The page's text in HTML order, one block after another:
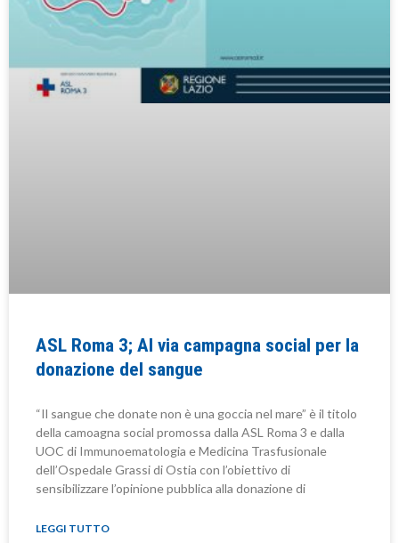
ASL Roma 3; Al via campagna social per la
donazione del sangue
“Il sangue che donate non è una goccia nel mare” è il titolo
della camoagna social promossa dalla ASL Roma 3 e dalla
UOC di Immunoematologia e Medicina Trasfusionale
dell’Ospedale Grassi di Ostia con l’obiettivo di
sensibilizzare l’opinione pubblica alla donazione di
LEGGI TUTTO